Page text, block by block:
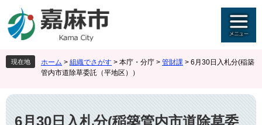
ジ
先
頭
。
ュ
を
飛
て
本
現在地 ホーム > 組織でさがす > 本庁・分庁 > 管財課 > 6月30日入札分(稲築
管内市道除草委託（平地区））
本
文
6月30日入札分(稲築管内市道除草委